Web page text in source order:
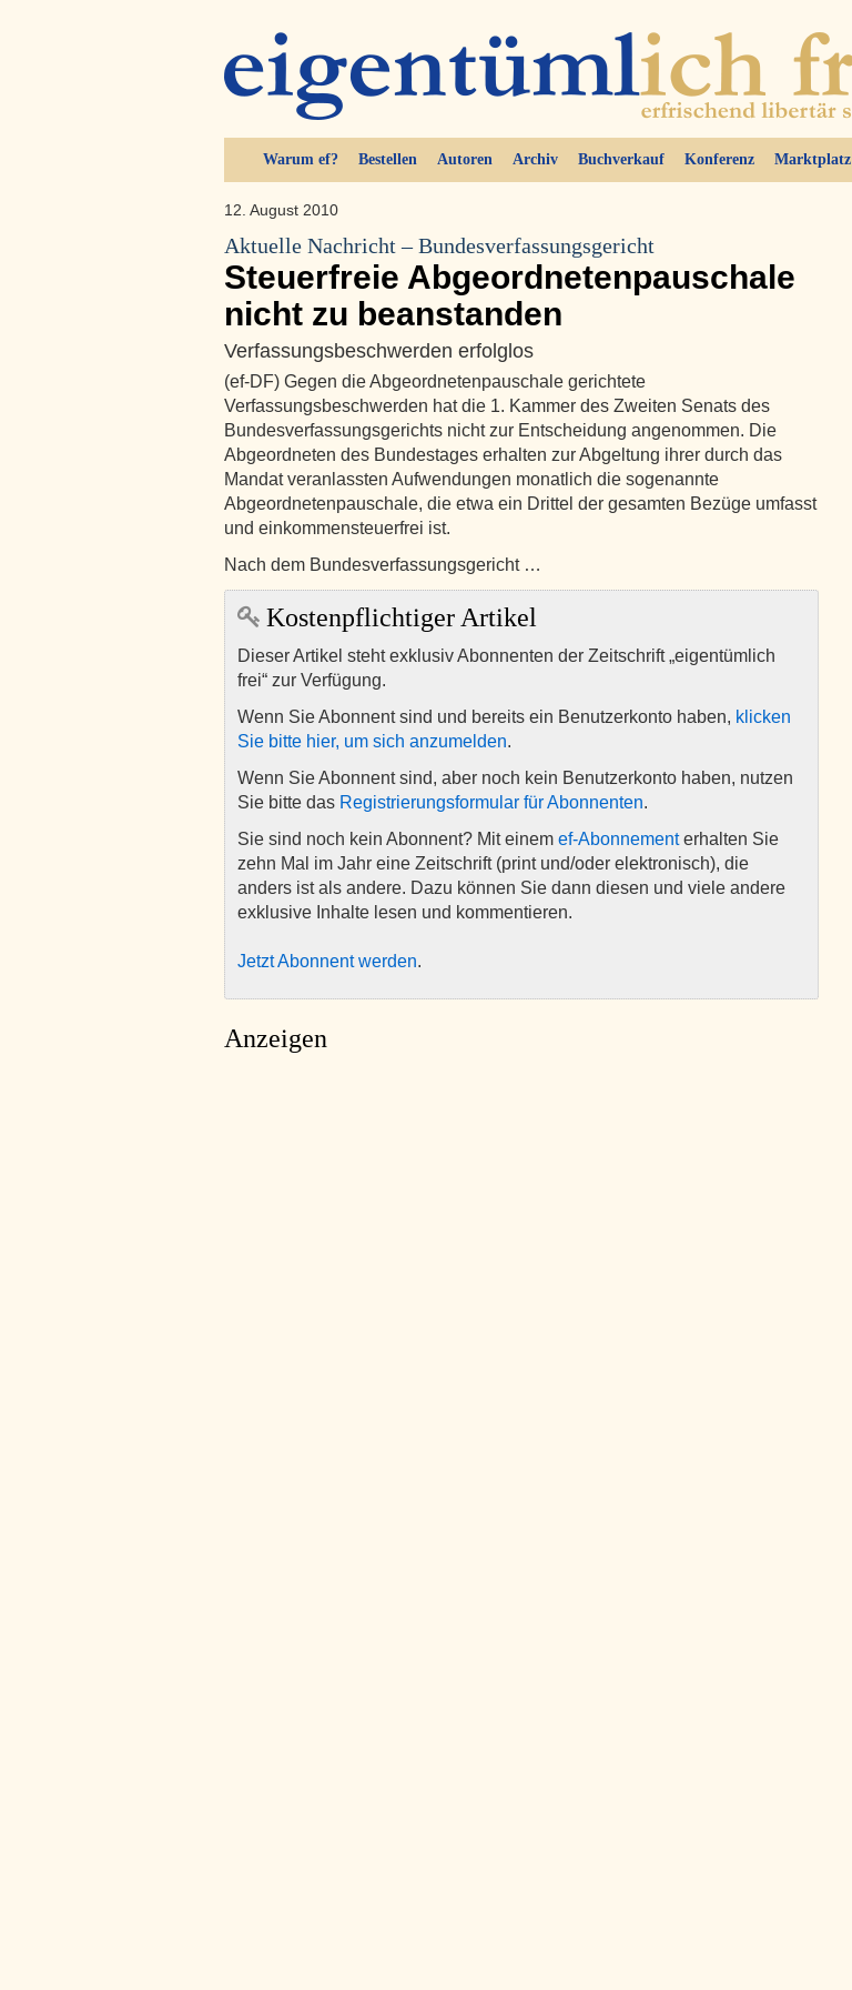
Warum ef? Bestellen Autoren Archiv Buchverkauf Konferenz Marktplatz
12. August 2010
Aktuelle Nachricht – Bundesverfassungsgericht
Steuerfreie Abgeordnetenpauschale
nicht zu beanstanden
Verfassungsbeschwerden erfolglos
(ef-DF) Gegen die Abgeordnetenpauschale gerichtete
Verfassungsbeschwerden hat die 1. Kammer des Zweiten Senats des
Bundesverfassungsgerichts nicht zur Entscheidung angenommen. Die
Abgeordneten des Bundestages erhalten zur Abgeltung ihrer durch das
Mandat veranlassten Aufwendungen monatlich die sogenannte
Abgeordnetenpauschale, die etwa ein Drittel der gesamten Bezüge umfasst
und einkommensteuerfrei ist.
Nach dem Bundesverfassungsgericht …
Kostenpflichtiger Artikel
Dieser Artikel steht exklusiv Abonnenten der Zeitschrift „eigentümlich
frei“ zur Verfügung.
Wenn Sie Abonnent sind und bereits ein Benutzerkonto haben, klicken
Sie bitte hier, um sich anzumelden.
Wenn Sie Abonnent sind, aber noch kein Benutzerkonto haben, nutzen
Sie bitte das Registrierungsformular für Abonnenten.
Sie sind noch kein Abonnent? Mit einem ef-Abonnementerhalten Sie
zehn Mal im Jahr eine Zeitschrift (print und/oder elektronisch), die
anders ist als andere. Dazu können Sie dann diesen und viele andere
exklusive Inhalte lesen und kommentieren.
Jetzt Abonnent werden.
Anzeigen